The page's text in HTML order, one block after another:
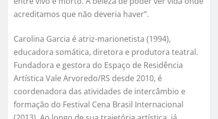
acreditamos que não deveria haver”.
Carolina Garcia é atriz-marionetista (1994),
educadora somática, diretora e produtora teatral.
Fundadora e gestora do Espaço de Residência
Artística Vale Arvoredo/RS desde 2010, é
coordenadora das atividades de intercâmbio e
formação do Festival Cena Brasil Internacional